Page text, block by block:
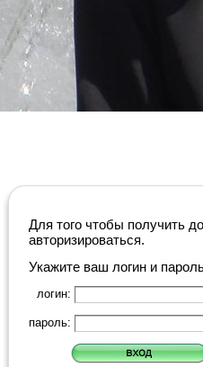
Для того чтобы получить
авторизироваться.
Укажите ваш логин и
логин:
пароль: